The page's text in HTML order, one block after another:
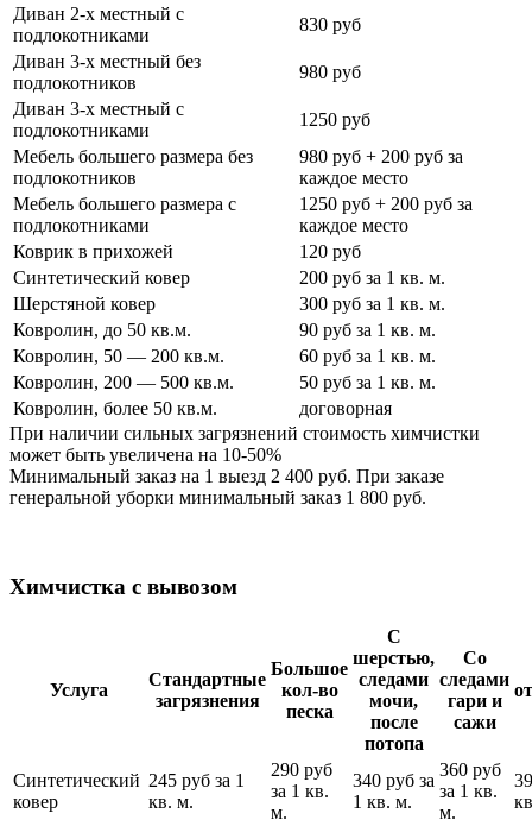
Диван 2-х местный с
подлокотниками
830 руб
Диван 3-х местный без
подлокотников
980 руб
Диван 3-х местный с
подлокотниками
1250 руб
Мебель большего размера без
подлокотников
980 руб + 200 руб за
каждое место
Мебель большего размера с
подлокотниками
1250 руб + 200 руб за
каждое место
Коврик в прихожей
120 руб
Синтетический ковер
200 руб за 1 кв. м.
Шерстяной ковер
300 руб за 1 кв. м.
Ковролин, до 50 кв.м.
90 руб за 1 кв. м.
Ковролин, 50 — 200 кв.м.
60 руб за 1 кв. м.
Ковролин, 200 — 500 кв.м.
50 руб за 1 кв. м.
Ковролин, более 50 кв.м.
договорная
При наличии сильных загрязнений стоимость химчистки
может быть увеличена на 10-50%
Минимальный заказ на 1 выезд 2 400 руб. При заказе
генеральной уборки минимальный заказ 1 800 руб.
Химчистка с вывозом
Услуга
Стандартные
загрязнения
Большое
кол-во
песка
С
шерстью,
следами
мочи,
после
потопа
Со
следами
гари и
сажи
Синтетический
ковер
245 руб за 1
кв. м.
290 руб
за 1 кв.
м.
340 руб за
1 кв. м.
360 руб
за 1 кв.
м.